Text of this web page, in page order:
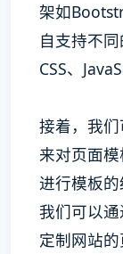
架如
自支持不同
CSS、
接着，我
来对页面
进行模板的
我们可以
定制网站